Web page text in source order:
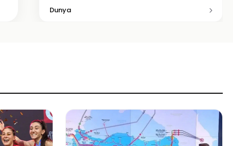
Dunya